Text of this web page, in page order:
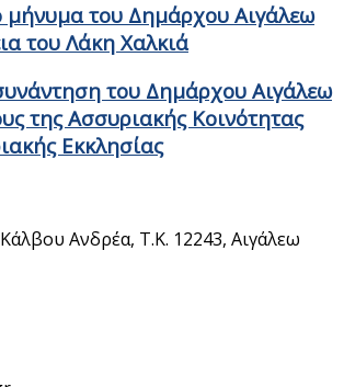
μήνυμα του Δημάρχου Αιγάλεω
του Λάκη Χαλκιά
του Δημάρχου Αιγάλεω
της Ασσυριακής Κοινότητας
Εκκλησίας
Ανδρέα, Τ.Κ. 12243, Αιγάλεω